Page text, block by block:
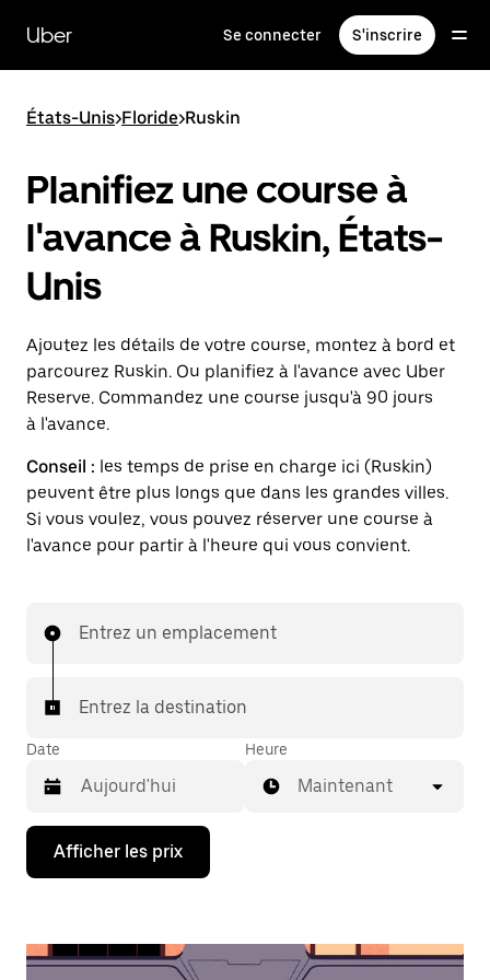
contenu
principal
Uber Se connecter S'inscrire
États-Unis>Floride>Ruskin
Planifiez une course à
l'avance à Ruskin, États-
Unis
Ajoutez les détails de votre course, montez à bord et
parcourez Ruskin. Ou planifiez à l'avance avec Uber
Reserve. Commandez une course jusqu'à 90 jours
à l'avance.
Conseil : les temps de prise en charge ici (Ruskin)
peuvent être plus longs que dans les grandes villes.
Si vous voulez, vous pouvez réserver une course à
l'avance pour partir à l'heure qui vous convient.
Entrez un emplacement
Entrez la destination
Date
Appuyez
la
bas
Heure
Maintenant
Afficher les prix